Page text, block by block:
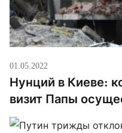
01.05.2022
Нунций в Киеве:
визит Папы